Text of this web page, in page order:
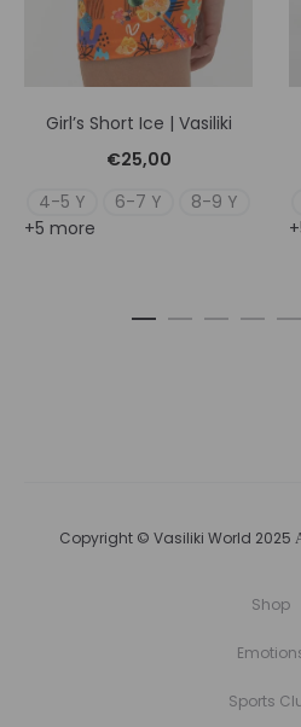
Girl’s Short Ice | Vasiliki
€25,00
4-5 Y
6-7 Y
8-9 Y
+5 more
Copyright © Vasiliki World 2025
Shop
Sports